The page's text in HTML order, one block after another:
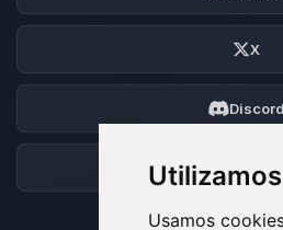
Usamos
X
Discord
Foro